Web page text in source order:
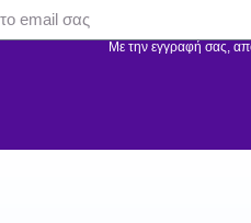
Με την εγγραφή σας,